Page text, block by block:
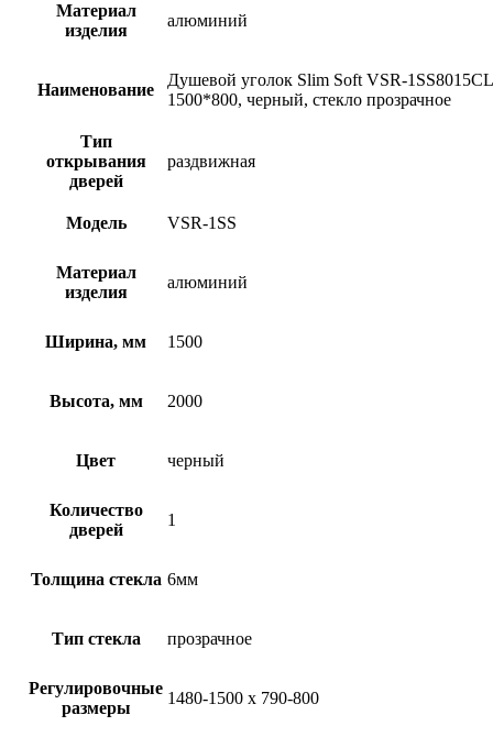
Материал
изделия
алюминий
Наименование
Душевой уголок Slim Soft VSR-
1500*800, черный, стекло прозрачное
Тип
открывания
дверей
раздвижная
Модель VSR-1SS
Материал
изделия
алюминий
Ширина, мм 1500
Высота, мм 2000
Цвет черный
Количество
дверей
1
Толщина стекла 6мм
Тип стекла прозрачное
Регулировочные
размеры
1480-1500 x 790-800